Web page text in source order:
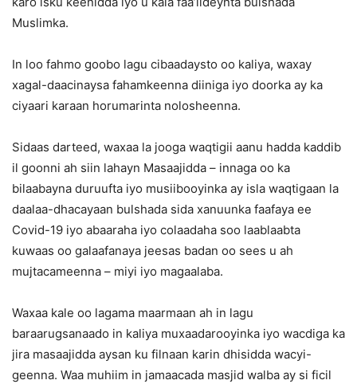
Muslimka.
In loo fahmo goobo lagu cibaadaysto oo kaliya, waxay
xagal-daacinaysa fahamkeenna diiniga iyo doorka ay ka
ciyaari karaan horumarinta nolosheenna.
Sidaas darteed, waxaa la jooga waqtigii aanu hadda kaddib
il goonni ah siin lahayn Masaajidda – innaga oo ka
bilaabayna duruufta iyo musiibooyinka ay isla waqtigaan la
daalaa-dhacayaan bulshada sida xanuunka faafaya ee
Covid-19 iyo abaaraha iyo colaadaha soo laablaabta
kuwaas oo galaafanaya jeesas badan oo sees u ah
mujtacameenna – miyi iyo magaalaba.
Waxaa kale oo lagama maarmaan ah in lagu
baraarugsanaado in kaliya muxaadarooyinka iyo wacdiga ka
jira masaajidda aysan ku filnaan karin dhisidda wacyi-
geenna. Waa muhiim in jamaacada masjid walba ay si ficil